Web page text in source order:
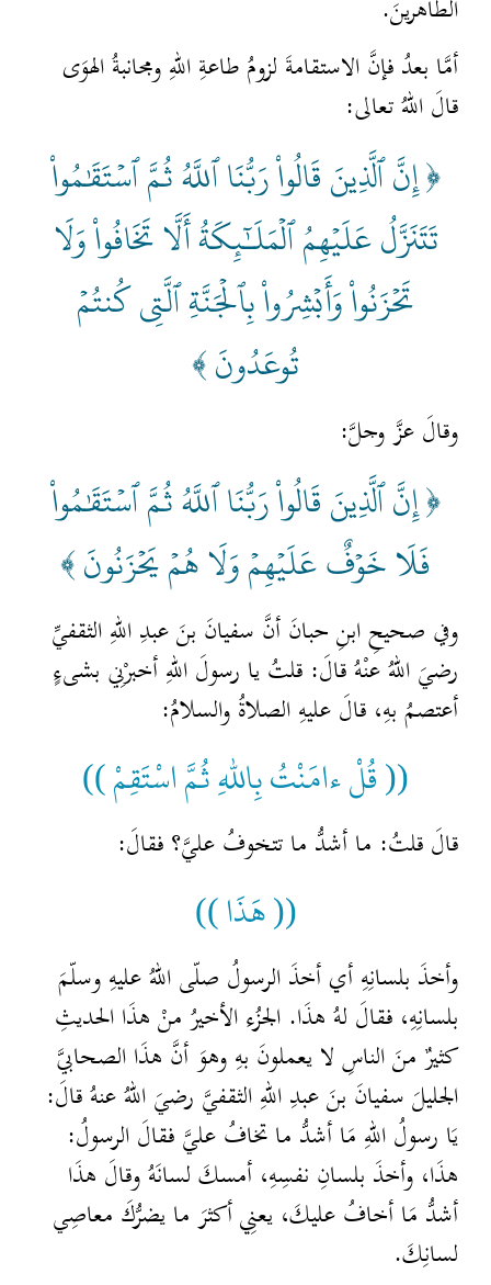
الطاهرينَ.
أمَّا بعدُ فإنَّ الاستقامةَ لزومُ طاعةِ اللهِ ومجانبةُ الهوَى
قالَ اللهُ تعالى:
﴿ إِنَّ ٱلَّذِينَ قَالُواْ رَبُّنَا ٱللَّهُ ثُمَّ ٱسۡتَقَٰمُواْ
تَتَنَزَّلُ عَلَيۡهِمُ ٱلۡمَلَـٰٓئِكَةُ أَلَّا تَخَافُواْ وَلَا
تَحۡزَنُواْ وَأَبۡشِرُواْ بِٱلۡجَنَّةِ ٱلَّتِي كُنتُمۡ
تُوعَدُونَ ﴾
وقالَ عزَّ وجلَّ:
﴿ إِنَّ ٱلَّذِينَ قَالُواْ رَبُّنَا ٱللَّهُ ثُمَّ ٱسۡتَقَٰمُواْ
فَلَا خَوۡفٌ عَلَيۡهِمۡ وَلَا هُمۡ يَحۡزَنُونَ ﴾
وفي صحيحِ ابنِ حبانَ أنَّ سفيانَ بنَ عبدِ اللهِ الثقفيِّ
رضيَ اللهُ عنْهُ قالَ: قلتُ يا رسولَ اللهِ أخبرْنِي بشىءٍ
أعتصمُ بهِ، قالَ عليهِ الصلاةُ والسلامُ:
(( قُلْ ءامَنْتُ بِاللهِ ثُمَّ اسْتَقِمْ ))
قالَ قلتُ: ما أشدُّ ما تتخوفُ عليَّ؟ فقالَ:
(( هَذَا ))
وأخذَ بلسانِهِ أي أخذَ الرسولُ صلّى اللهُ عليهِ وسلّمَ
بلسانِهِ، فقالَ لهُ هذَا. الجزُء الأخيرُ منْ هذَا الحديثِ
كثيرٌ منَ الناسِ لا يعملونَ بهِ وهوَ أنَّ هذَا الصحابيَّ
الجليلَ سفيانَ بنَ عبدِ اللهِ الثقفيَّ رضيَ اللهُ عنهُ قالَ:
يَا رسولُ اللهِ مَا أشدُّ ما تخافُ عليَّ فقالَ الرسولُ:
هذَا، وأخذَ بلسانِ نفسِهِ، أمسكَ لسانَهُ وقالَ هذَا
أشدُّ مَا أخافُ عليكَ، يعنِي أكثرَ ما يضرُّكَ معاصِي
لسانِكَ.